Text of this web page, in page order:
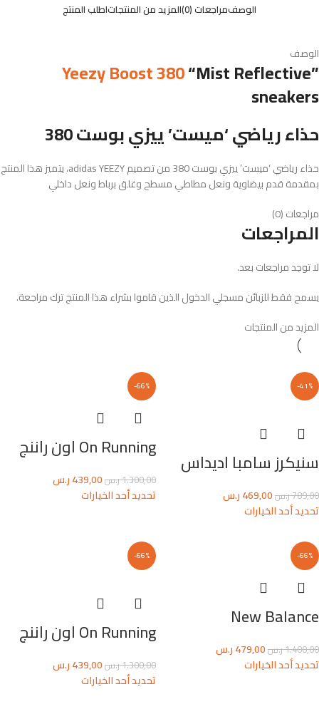
الوصفمراجعات (0) المزيد من المنتجاتاطلب المنتج
الوصف
Yeezy Boost 380“Mist Reflective”
sneakers
حذاء رياضي ‘ميست’ ييزي بوست 380
حذاء رياضي ‘ميست’ ييزي بوست 380 من تصميم adidas YEEZY، يتميز هذا المنتج
بمقدمة قدم بيضاوية ونعل مطاطي مسطح وغلق برباط ونعل داخلي
مراجعات (0)
المراجعات
لا توجد مراجعات بعد.
يسمح فقط للزبائن مسجلي الدخول الذين قاموا بشراء هذا المنتج ترك مراجعة.
المزيد من المنتجات
-41%
سنيكرز سامبا اديداس
789,00ر.س469,00ر.س
تحديد أحد الخيارات
-66%
On Running اون راننج
1.300,00ر.س439,00ر.س
تحديد أحد الخيارات
-66%
New Balance
1.400,00ر.س479,00ر.س
تحديد أحد الخيارات
-66%
On Running اون راننج
1.300,00ر.س439,00ر.س
تحديد أحد الخيارات